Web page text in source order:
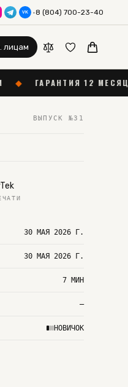
VK ·8 (804) 700-23-40
лицам
12 МЕСЯЦЕВ ◆
ВЫПУСК №31
30 МАЯ 2026 Г.
30 МАЯ 2026 Г.
7 МИН
—
НОВИЧОК